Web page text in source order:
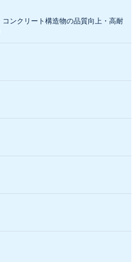
コンクリート構造物の品質向上・高耐